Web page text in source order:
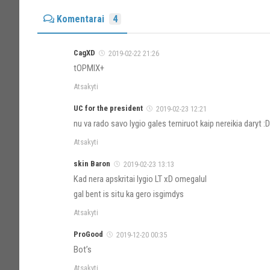
Komentarai 4
CagXD 2019-02-22 21:26
tOPMIX+
Atsakyti
UC for the president 2019-02-23 12:21
nu va rado savo lygio gales terniruot kaip nereikia daryt
Atsakyti
skin Baron 2019-02-23 13:13
Kad nera apskritai lygio LT xD omegalul
gal bent is situ ka gero isgimdys
Atsakyti
ProGood 2019-12-20 00:35
Bot’s
Atsakyti